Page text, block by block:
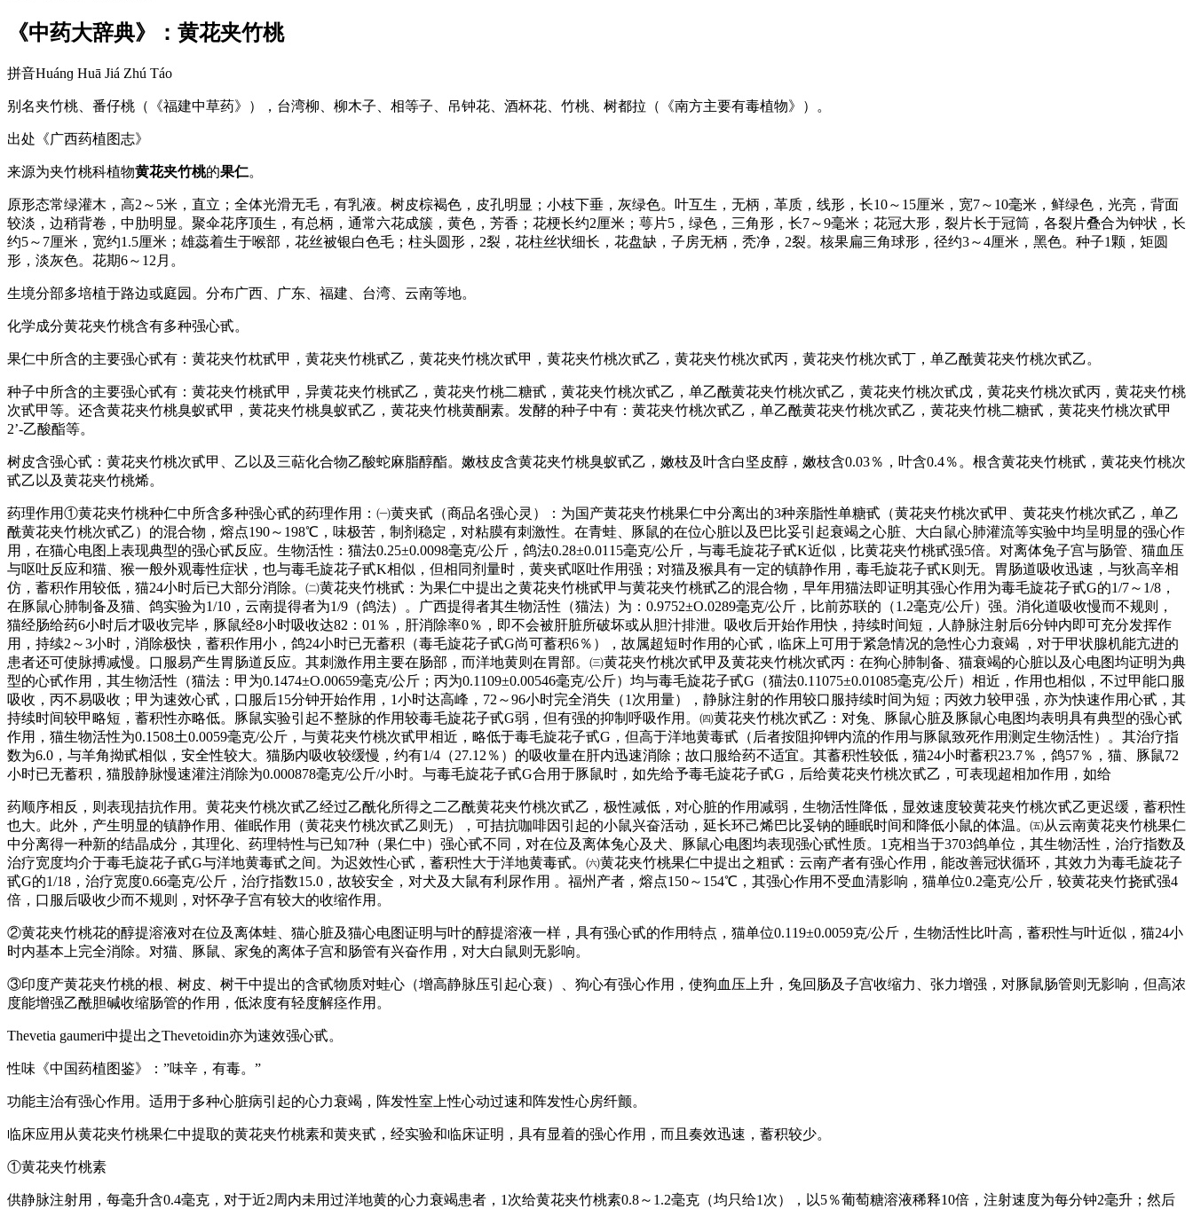
《中药大辞典》：黄花夹竹桃
拼音Huánɡ Huā Jiá Zhú Táo
别名夹竹桃、番仔桃（《福建中草药》），台湾柳、柳木子、相等子、吊钟花、酒杯花、竹桃、树都拉（《南方主要有毒植物》）。
出处《广西药植图志》
来源为夹竹桃科植物黄花夹竹桃的果仁。
原形态常绿灌木，高2～5米，直立；全体光滑无毛，有乳液。树皮棕褐色，皮孔明显；小枝下垂，灰绿色。叶互生，无柄，革质，线形，长10～15厘米，宽7～10毫米，鲜绿色，光亮，背面
较淡，边稍背卷，中肋明显。聚伞花序顶生，有总柄，通常六花成簇，黄色，芳香；花梗长约2厘米；萼片5，绿色，三角形，长7～9毫米；花冠大形，裂片长于冠筒，各裂片叠合为钟状，长
约5～7厘米，宽约1.5厘米；雄蕊着生于喉部，花丝被银白色毛；柱头圆形，2裂，花柱丝状细长，花盘缺，子房无柄，秃净，2裂。核果扁三角球形，径约3～4厘米，黑色。种子1颗，矩圆
形，淡灰色。花期6～12月。
生境分部多培植于路边或庭园。分布广西、广东、福建、台湾、云南等地。
化学成分黄花夹竹桃含有多种强心甙。
果仁中所含的主要强心甙有：黄花夹竹枕甙甲，黄花夹竹桃甙乙，黄花夹竹桃次甙甲，黄花夹竹桃次甙乙，黄花夹竹桃次甙丙，黄花夹竹桃次甙丁，单乙酰黄花夹竹桃次甙乙。
种子中所含的主要强心甙有：黄花夹竹桃甙甲，异黄花夹竹桃甙乙，黄花夹竹桃二糖甙，黄花夹竹桃次甙乙，单乙酰黄花夹竹桃次甙乙，黄花夹竹桃次甙戊，黄花夹竹桃次甙丙，黄花夹竹桃
次甙甲等。还含黄花夹竹桃臭蚁甙甲，黄花夹竹桃臭蚁甙乙，黄花夹竹桃黄酮素。发酵的种子中有：黄花夹竹桃次甙乙，单乙酰黄花夹竹桃次甙乙，黄花夹竹桃二糖甙，黄花夹竹桃次甙甲
2’-乙酸酯等。
树皮含强心甙：黄花夹竹桃次甙甲、乙以及三萜化合物乙酸蛇麻脂醇酯。嫩枝皮含黄花夹竹桃臭蚁甙乙，嫩枝及叶含白坚皮醇，嫩枝含0.03％，叶含0.4％。根含黄花夹竹桃甙，黄花夹竹桃次
甙乙以及黄花夹竹桃烯。
药理作用①黄花夹竹桃种仁中所含多种强心甙的药理作用：㈠黄夹甙（商品名强心灵）：为国产黄花夹竹桃果仁中分离出的3种亲脂性单糖甙（黄花夹竹桃次甙甲、黄花夹竹桃次甙乙，单乙
酰黄花夹竹桃次甙乙）的混合物，熔点190～198℃，味极苦，制剂稳定，对粘膜有刺激性。在青蛙、豚鼠的在位心脏以及巴比妥引起衰竭之心脏、大白鼠心肺灌流等实验中均呈明显的强心作
用，在猫心电图上表现典型的强心甙反应。生物活性：猫法0.25±0.0098毫克/公斤，鸽法0.28±0.0115毫克/公斤，与毒毛旋花子甙K近似，比黄花夹竹桃甙强5倍。对离体兔子宫与肠管、猫血压
与呕吐反应和猫、猴一般外观毒性症状，也与毒毛旋花子甙K相似，但相同剂量时，黄夹甙呕吐作用强；对猫及猴具有一定的镇静作用，毒毛旋花子甙K则无。胃肠道吸收迅速，与狄高辛相
仿，蓄积作用较低，猫24小时后已大部分消除。㈡黄花夹竹桃甙：为果仁中提出之黄花夹竹桃甙甲与黄花夹竹桃甙乙的混合物，早年用猫法即证明其强心作用为毒毛旋花子甙G的1/7～1/8，
在豚鼠心肺制备及猫、鸽实验为1/10，云南提得者为1/9（鸽法）。广西提得者其生物活性（猫法）为：0.9752±O.0289毫克/公斤，比前苏联的（1.2毫克/公斤）强。消化道吸收慢而不规则，
猫经肠给药6小时后才吸收完毕，豚鼠经8小时吸收达82：01％，肝消除率0％，即不会被肝脏所破坏或从胆汁排泄。吸收后开始作用快，持续时间短，人静脉注射后6分钟内即可充分发挥作
用，持续2～3小时，消除极快，蓄积作用小，鸽24小时已无蓄积（毒毛旋花子甙G尚可蓄积6％），故属超短时作用的心甙，临床上可用于紧急情况的急性心力衰竭 ，对于甲状腺机能亢进的
患者还可使脉搏减慢。口服易产生胃肠道反应。其刺激作用主要在肠部，而洋地黄则在胃部。㈢黄花夹竹桃次甙甲及黄花夹竹桃次甙丙：在狗心肺制备、猫衰竭的心脏以及心电图均证明为典
型的心甙作用，其生物活性（猫法：甲为0.1474±O.00659毫克/公斤；丙为0.1109±0.00546毫克/公斤）均与毒毛旋花子甙G（猫法0.11075±0.01085毫克/公斤）相近，作用也相似，不过甲能口服
吸收，丙不易吸收；甲为速效心甙，口服后15分钟开始作用，1小时达高峰，72～96小时完全消失（1次用量），静脉注射的作用较口服持续时间为短；丙效力较甲强，亦为快速作用心甙，其
持续时间较甲略短，蓄积性亦略低。豚鼠实验引起不整脉的作用较毒毛旋花子甙G弱，但有强的抑制呼吸作用。㈣黄花夹竹桃次甙乙：对兔、豚鼠心脏及豚鼠心电图均表明具有典型的强心甙
作用，猫生物活性为0.1508土0.0059毫克/公斤，与黄花夹竹桃次甙甲相近，略低于毒毛旋花子甙G，但高于洋地黄毒甙（后者按阻抑钾内流的作用与豚鼠致死作用测定生物活性）。其治疗指
数为6.0，与羊角拗甙相似，安全性较大。猫肠内吸收较缓慢，约有1/4（27.12％）的吸收量在肝内迅速消除；故口服给药不适宜。其蓄积性较低，猫24小时蓄积23.7％，鸽57％，猫、豚鼠72
小时已无蓄积，猫股静脉慢速灌注消除为0.000878毫克/公斤/小时。与毒毛旋花子甙G合用于豚鼠时，如先给予毒毛旋花子甙G，后给黄花夹竹桃次甙乙，可表现超相加作用，如给
药顺序相反，则表现拮抗作用。黄花夹竹桃次甙乙经过乙酰化所得之二乙酰黄花夹竹桃次甙乙，极性减低，对心脏的作用减弱，生物活性降低，显效速度较黄花夹竹桃次甙乙更迟缓，蓄积性
也大。此外，产生明显的镇静作用、催眠作用（黄花夹竹桃次甙乙则无），可拮抗咖啡因引起的小鼠兴奋活动，延长环己烯巴比妥钠的睡眠时间和降低小鼠的体温。㈤从云南黄花夹竹桃果仁
中分离得一种新的结晶成分，其理化、药理特性与已知7种（果仁中）强心甙不同，对在位及离体兔心及犬、豚鼠心电图均表现强心甙性质。1克相当于3703鸽单位，其生物活性，治疗指数及
治疗宽度均介于毒毛旋花子甙G与洋地黄毒甙之间。为迟效性心甙，蓄积性大于洋地黄毒甙。㈥黄花夹竹桃果仁中提出之粗甙：云南产者有强心作用，能改善冠状循环，其效力为毒毛旋花子
甙G的1/18，治疗宽度0.66毫克/公斤，治疗指数15.0，故较安全，对犬及大鼠有利尿作用 。福州产者，熔点150～154℃，其强心作用不受血清影响，猫单位0.2毫克/公斤，较黄花夹竹挠甙强4
倍，口服后吸收少而不规则，对怀孕子宫有较大的收缩作用。
②黄花夹竹桃花的醇提溶液对在位及离体蛙、猫心脏及猫心电图证明与叶的醇提溶液一样，具有强心甙的作用特点，猫单位0.119±0.0059克/公斤，生物活性比叶高，蓄积性与叶近似，猫24小
时内基本上完全消除。对猫、豚鼠、家兔的离体子宫和肠管有兴奋作用，对大白鼠则无影响。
③印度产黄花夹竹桃的根、树皮、树干中提出的含甙物质对蛙心（增高静脉压引起心衰）、狗心有强心作用，使狗血压上升，兔回肠及子宫收缩力、张力增强，对豚鼠肠管则无影响，但高浓
度能增强乙酰胆碱收缩肠管的作用，低浓度有轻度解痉作用。
Thevetia gaumeri中提出之Thevetoidin亦为速效强心甙。
性味《中国药植图鉴》：”味辛，有毒。”
功能主治有强心作用。适用于多种心脏病引起的心力衰竭，阵发性室上性心动过速和阵发性心房纤颤。
临床应用从黄花夹竹桃果仁中提取的黄花夹竹桃素和黄夹甙，经实验和临床证明，具有显着的强心作用，而且奏效迅速，蓄积较少。
①黄花夹竹桃素
供静脉注射用，每毫升含0.4毫克，对于近2周内未用过洋地黄的心力衰竭患者，1次给黄花夹竹桃素0.8～1.2毫克（均只给1次），以5％葡萄糖溶液稀释10倍，注射速度为每分钟2毫升；然后